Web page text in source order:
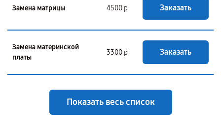
Замена матрицы 4500 р Заказать
Замена материнской
платы
3300 р Заказать
Показать весь список